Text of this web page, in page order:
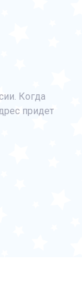
Когда
придет